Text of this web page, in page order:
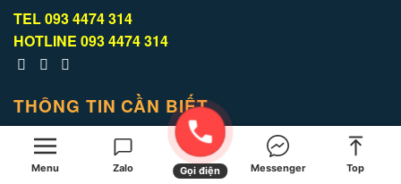
TEL093 4474 314
HOTLINE 093 4474 314
THÔNG TIN CẦN BIẾT
Điều kiện điều khoản
Phương thức thanh toán
Menu Zalo Gọi điện Messenger Top